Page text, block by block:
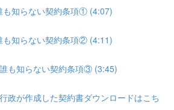
知らない契約条項① (4:07)
知らない契約条項② (4:11)
も知らない契約条項③ (3:45)
が作成した契約書ダウンロードはこち